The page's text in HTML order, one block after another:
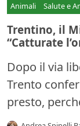
Animali Salute e
Trentino, il
“Catturate
Dopo il via
Trento
presto,